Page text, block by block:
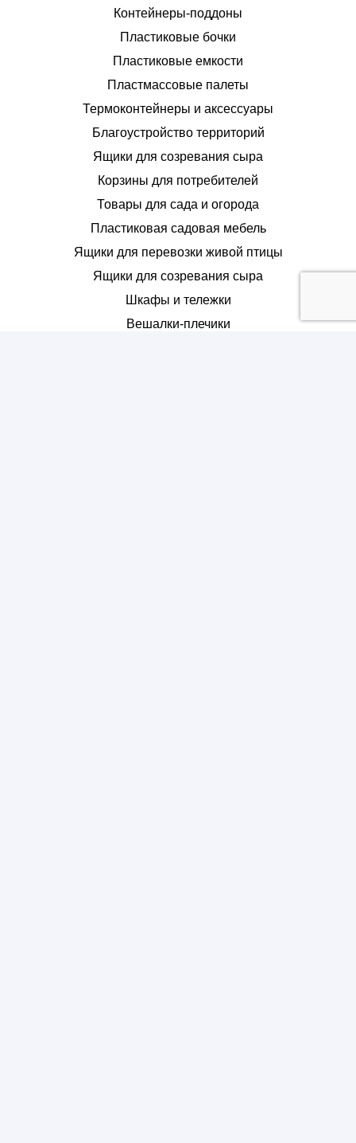
Контейнеры-поддоны
Пластиковые бочки
Пластиковые емкости
Пластмассовые палеты
Термоконтейнеры и аксессуары
Благоустройство территорий
Ящики для созревания сыра
Корзины для потребителей
Товары для сада и огорода
Пластиковая садовая мебель
Ящики для перевозки живой птицы
Ящики для созревания сыра
Шкафы и тележки
Вешалки-плечики